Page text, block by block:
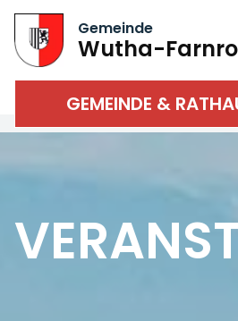
Gemeinde
Wutha-
GEMEINDE &